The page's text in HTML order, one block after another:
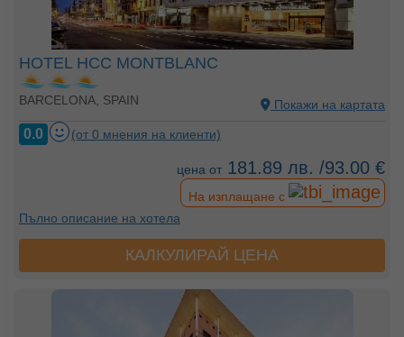
HOTEL HCC MONTBLANC
BARCELONA, SPAIN Покажи на картата
0.0 (от 0 мнения на клиенти)
цена от 181.89 лв. /93.00 €
На изплащане с
Пълно описание на хотела
КАЛКУЛИРАЙ ЦЕНА